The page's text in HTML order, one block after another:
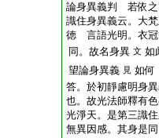
論身異義判
若依之
識住身異義云。大
徳 言語光明。衣
同。故名身異 文 如
望論身異義 見 如何
答。於初靜慮明身
也。故光法師釋有
光淨天。是第三識
無異因感。其身是